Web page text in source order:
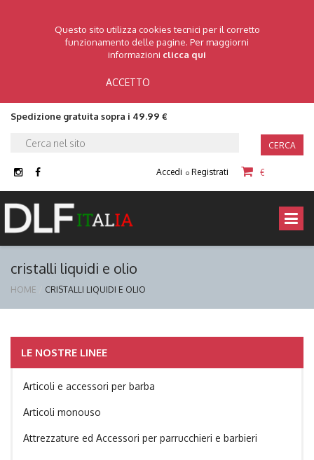
Questo sito utilizza cookies tecnici per il corretto
funzionamento delle pagine. Per maggiorni
informazioni clicca qui
ACCETTO
Spedizione gratuita sopra i 49.99 €
CERCA
Accedi o Registrati €
cristalli liquidi e olio
HOME CRISTALLI LIQUIDI E OLIO
LE NOSTRE LINEE
Articoli e accessori per barba
Articoli monouso
Attrezzature ed Accessori per parrucchieri e barbieri